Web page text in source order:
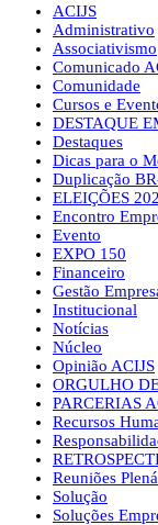
ACIJS
Administrativo
Associativismo
Comunicado
Comunidade
Cursos e
DESTAQUE
Destaques
Dicas para o
Duplicação
ELEIÇÕES
Encontro
Evento
EXPO 150
Financeiro
Gestão
Institucional
Notícias
Núcleo
Opinião ACIJS
ORGULHO
PARCERIAS
Recursos
Reuniões
Solução
Soluções